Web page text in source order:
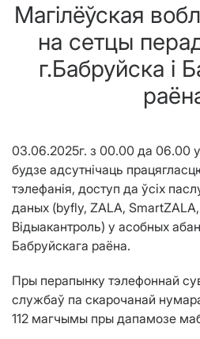
Магілёўская
на сетцы
г.Бабруйска і
03.06.2025г. з 00.00 да 06.00 у
будзе адсутнічаць
тэлефанія, доступ да ўсіх
даных (byfly, ZALA,
Вiдыакантроль) у асобных
Бабруйскага раёна.
Пры перапынку тэлефоннай
службаў па скарочанай
112 магчымы пры дапамозе